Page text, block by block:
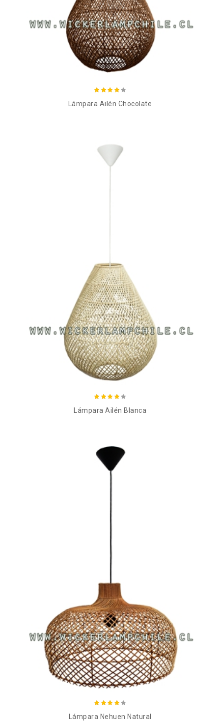
Añadir al carro
Lámpara Ailén Chocolate
Añadir al carro
Lámpara Ailén Blanca
Añadir al carro
Lámpara Nehuen Natural